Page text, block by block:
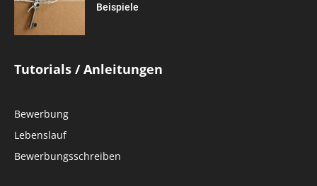
Beispiele
Tutorials / Anleitungen
Bewerbung
Lebenslauf
Bewerbungsschreiben